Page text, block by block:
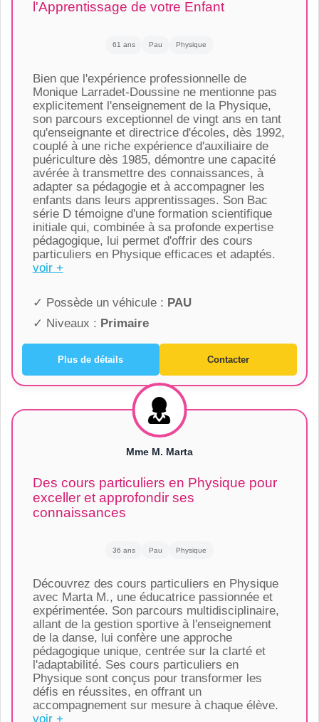
l'Apprentissage de votre Enfant
61 ans Pau Physique
Bien que l'expérience professionnelle de
Monique Larradet-Doussine ne mentionne pas
explicitement l'enseignement de la Physique,
son parcours exceptionnel de vingt ans en tant
qu'enseignante et directrice d'écoles, dès 1992,
couplé à une riche expérience d'auxiliaire de
puériculture dès 1985, démontre une capacité
avérée à transmettre des connaissances, à
adapter sa pédagogie et à accompagner les
enfants dans leurs apprentissages. Son Bac
série D témoigne d'une formation scientifique
initiale qui, combinée à sa profonde expertise
pédagogique, lui permet d'offrir des cours
particuliers en Physique efficaces et adaptés.
voir +
✓ Possède un véhicule : PAU
✓ Niveaux : Primaire
Plus de détails Contacter
Mme M. Marta
Des cours particuliers en Physique pour
exceller et approfondir ses
connaissances
36 ans Pau Physique
Découvrez des cours particuliers en Physique
avec Marta M., une éducatrice passionnée et
expérimentée. Son parcours multidisciplinaire,
allant de la gestion sportive à l'enseignement
de la danse, lui confère une approche
pédagogique unique, centrée sur la clarté et
l'adaptabilité. Ses cours particuliers en
Physique sont conçus pour transformer les
défis en réussites, en offrant un
accompagnement sur mesure à chaque élève.
voir +